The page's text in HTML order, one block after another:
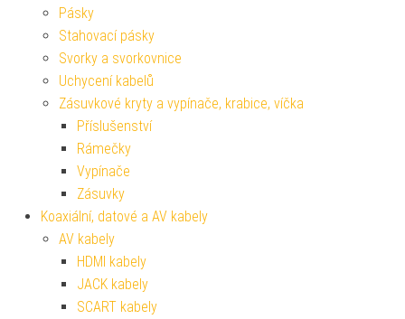
Pásky
Stahovací pásky
Svorky a svorkovnice
Uchycení kabelů
Zásuvkové kryty a vypínače, krabice, víčka
Příslušenství
Rámečky
Vypínače
Zásuvky
Koaxiální, datové a AV kabely
AV kabely
HDMI kabely
JACK kabely
SCART kabely